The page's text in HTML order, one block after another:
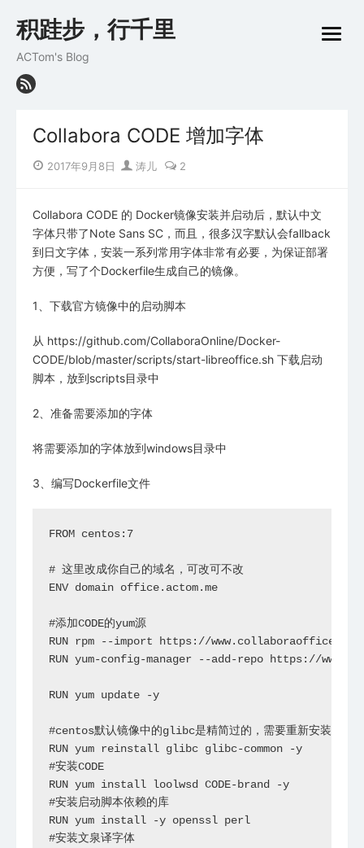
to
积跬步，行千里
ACTom's Blog
open
Collabora CODE 增加字体
Posted
2017年9月8日 Author
涛儿 2
Collabora CODE 的 Docker镜像安装并启动后，默认中文
字体只带了Note Sans SC，而且，很多汉字默认会fallback
到日文字体，安装一系列常用字体非常有必要，为保证部署
方便，写了个Dockerfile生成自己的镜像。
1、下载官方镜像中的启动脚本
从 https://github.com/CollaboraOnline/Docker-
CODE/blob/master/scripts/start-libreoffice.sh 下载启动
脚本，放到scripts目录中
2、准备需要添加的字体
将需要添加的字体放到windows目录中
3、编写Dockerfile文件
FROM centos:7
# 这里改成你自己的域名，可改可不改
ENV domain office.actom.me
#添加CODE的yum源
RUN rpm --import https://
RUN yum-config-manager --add-repo https://
RUN yum update -y
#centos默认镜像中的glibc是精简过的，需要重新安装
RUN yum reinstall glibc glibc-common -y
#安装CODE
RUN yum install loolwsd CODE-brand -y
#安装启动脚本依赖的库
RUN yum install -y openssl perl
#安装文泉译字体